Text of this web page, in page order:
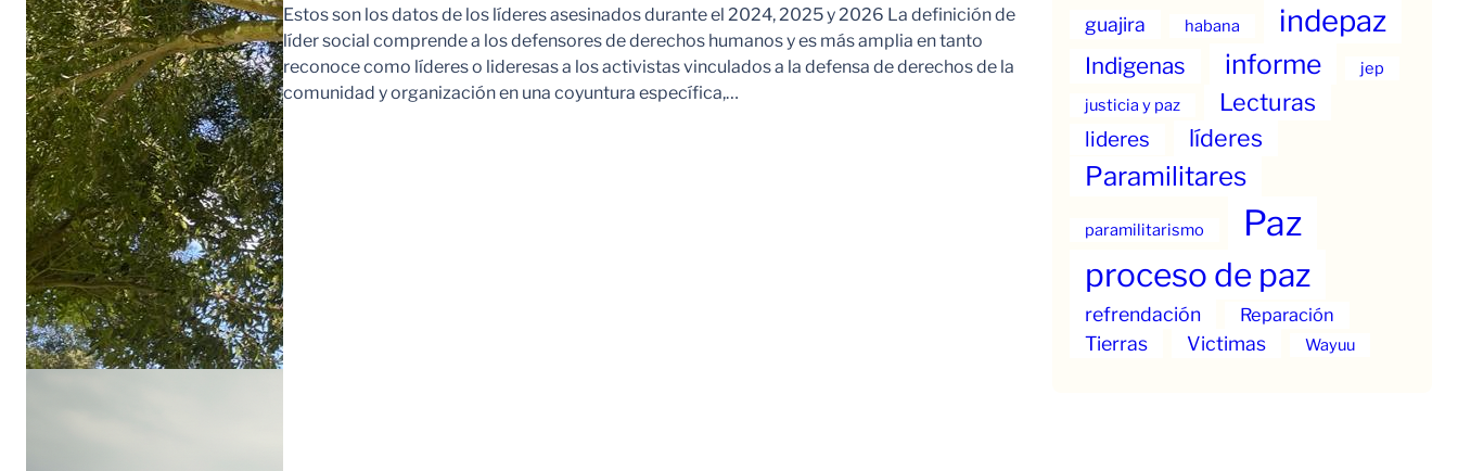
Estos son los datos de los líderes asesinados durante el 2024, 2025 y 2026 La definición de
líder social comprende a los defensores de derechos humanos y es más amplia en tanto
reconoce como líderes o lideresas a los activistas vinculados a la defensa de derechos de la
comunidad y organización en una coyuntura específica,…
guajira habana indepaz
Indigenas informe
jep
justicia y paz
Lecturas
lideres líderes
Paramilitares
paramilitarismo Paz
proceso de paz
refrendación Reparación
Tierras Victimas Wayuu